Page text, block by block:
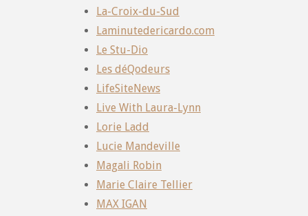
La-Croix-du-Sud
Laminutedericardo.com
Le Stu-Dio
Les déQodeurs
LifeSiteNews
Live With Laura-Lynn
Lorie Ladd
Lucie Mandeville
Magali Robin
Marie Claire Tellier
MAX IGAN